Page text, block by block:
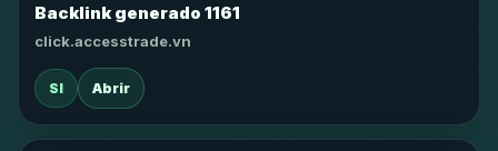
Backlink generado 1161
click.accesstrade.vn
SI Abrir